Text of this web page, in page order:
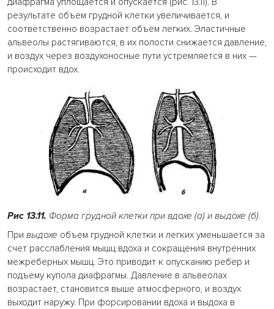
результате объем грудной клетки увеличивается, и
соответственно возрастает объем легких. Эластичные
альвеолы растягиваются, в их полости снижается давление,
и воздух через воздухоносные пути устремляется в них —
происходит вдох.
Рис 13.11. Форма грудной клетки при вдохе (а) и выдохе (б).
При выдохе объем грудной клетки и легких уменьшается за
счет расслабления мышц вдоха и сокращения внутренних
межреберных мышц. Это приводит к опусканию ребер и
подъему купола диафрагмы. Давление в альвеолах
возрастает, становится выше атмосферного, и воздух
выходит наружу. При форсировании вдоха и выдоха в